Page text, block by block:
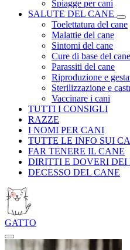
Spiagge per cani
SALUTE DEL CANE
Toelettatura del cane
Malattie del cane
Sintomi del cane
Cure di base del cane
Parassiti del cane
Riproduzione e
Sterilizzazione e
Vaccinare i cani
TUTTI I CONSIGLI
RAZZE
I NOMI PER CANI
TUTTE LE INFO SUI
FAR TENERE IL CANE
DIRITTI E DOVERI DEI
DECESSO DEL CANE
GATTO